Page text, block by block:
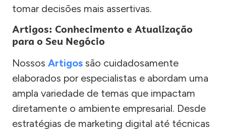
tomar decisões mais assertivas.
Artigos: Conhecimento e Atualização
para o Seu Negócio
Nossos Artigos são cuidadosamente
elaborados por especialistas e abordam uma
ampla variedade de temas que impactam
diretamente o ambiente empresarial. Desde
estratégias de marketing digital até técnicas